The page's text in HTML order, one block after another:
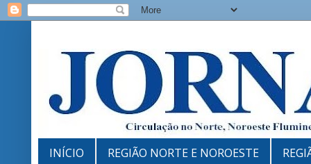
INÍCIO REGIÃO NORTE E NOROESTE